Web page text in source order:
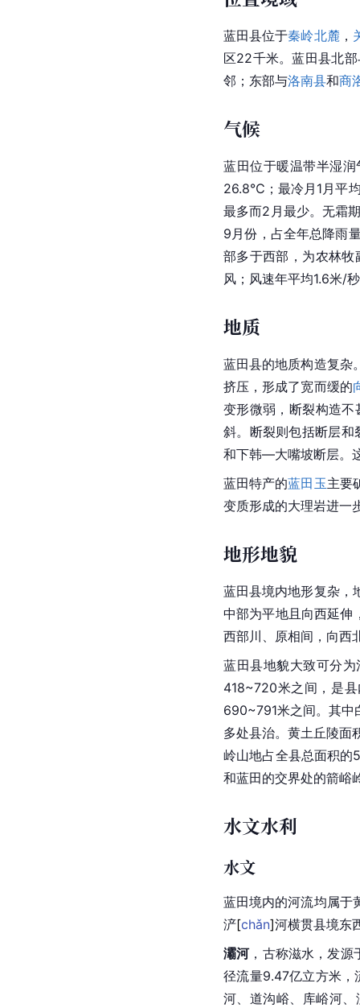
蓝田县位于秦岭北麓，
区22千米。蓝田县北
邻；东部与洛南县和商
气候
蓝田位于暖温带半湿
26.8℃；最冷月1月平
最多而2月最少。无霜
9月份，占全年总降雨
部多于西部，为农林牧
风；风速年平均1.6米/
地质
蓝田县的地质构造复杂
挤压，形成了宽而缓的
变形微弱，断裂构造
斜。断裂则包括断层
和下韩—大嘴坡断层。
蓝田特产的蓝田玉主要
变质形成的大理岩进一
地形地貌
蓝田县境内地形复杂，
中部为平地且向西延
西部川、原相间，向西
蓝田县地貌大致可分
418~720米之间，是
690~791米之间。其中
多处县治。黄土丘陵
岭山地占全县总面积的
和蓝田的交界处的箭峪
水文水利
水文
蓝田境内的河流均属于
浐[chǎn]河横贯县境东
灞河，古称滋水 ，发源
径流量9.47亿立方米，
河、道沟峪、库峪河、